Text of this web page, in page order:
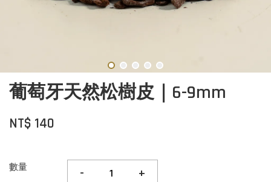
葡萄牙天然松樹皮｜6-9mm
NT$ 140
數量 - +